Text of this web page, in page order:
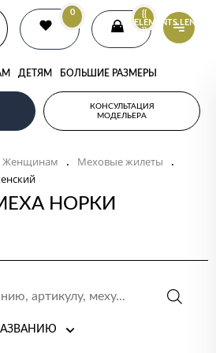
0
{{
ELEMENTS.LENGTH
}}
ДЕТЯМ БОЛЬШИЕ РАЗМЕРЫ
КОНСУЛЬТАЦИЯ
МОДЕЛЬЕРА
Женщинам . Меховые жилеты .
НОРКИ